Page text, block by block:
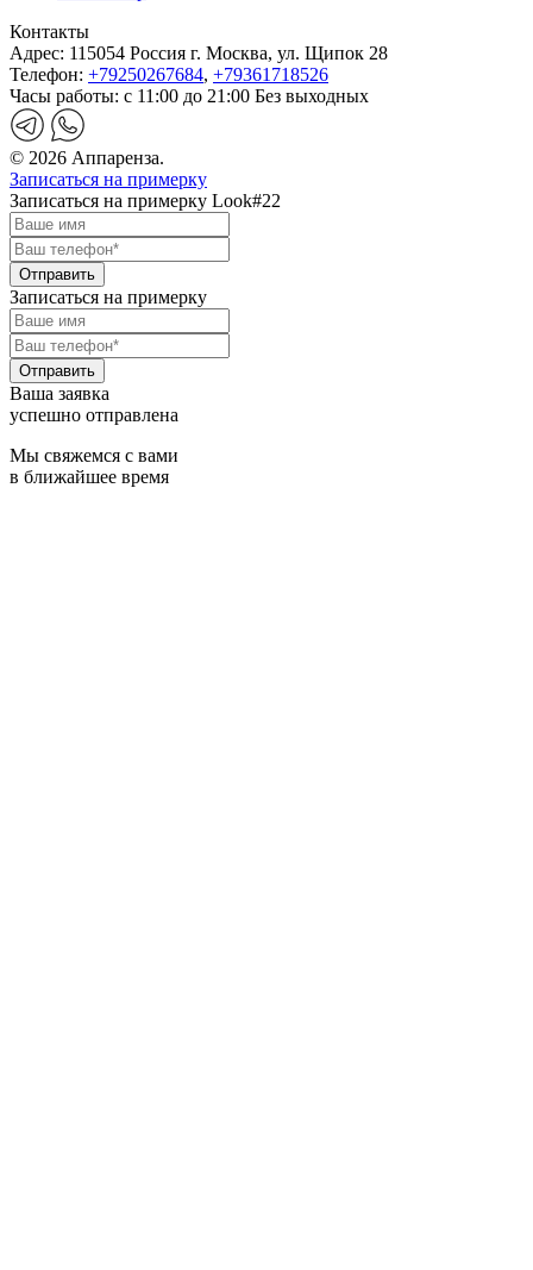
Контакты
Адрес: 115054 Россия г. Москва, ул. Щипок 28
Телефон: +79250267684, +79361718526
Часы работы: с 11:00 до 21:00 Без выходных
© 2026 Аппаренза.
Записаться на примерку
Записаться на примерку Look#22
Записаться на примерку
Ваша заявка
успешно отправлена
Мы свяжемся с вами
в ближайшее время